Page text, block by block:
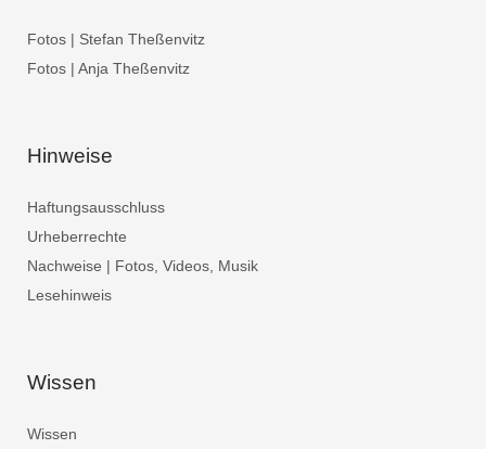
Fotos | Stefan Theßenvitz
Fotos | Anja Theßenvitz
Hinweise
Haftungsausschluss
Urheberrechte
Nachweise | Fotos, Videos, Musik
Lesehinweis
Wissen
Wissen